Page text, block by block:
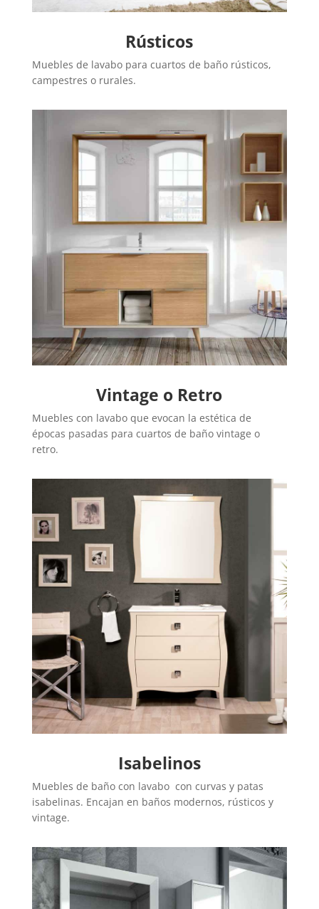
Rústicos
Muebles de lavabo para cuartos de baño rústicos,
campestres o rurales.
Vintage o Retro
Muebles con lavabo que evocan la estética de
épocas pasadas para cuartos de baño vintage o
retro.
Isabelinos
Muebles de baño con lavabo con curvas y patas
isabelinas. Encajan en baños modernos, rústicos y
vintage.